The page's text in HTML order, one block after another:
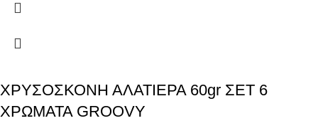
ΧΡΥΣΟΣΚΟΝΗ ΑΛΑΤΙΕΡΑ 60gr ΣΕΤ 6
ΧΡΩΜΑΤΑ GROOVY